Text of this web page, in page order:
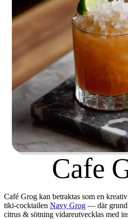
Cafe
Café Grog kan betraktas som en
tiki-cocktailen Navy Grog — där
citrus & sötning vidareutvecklas med